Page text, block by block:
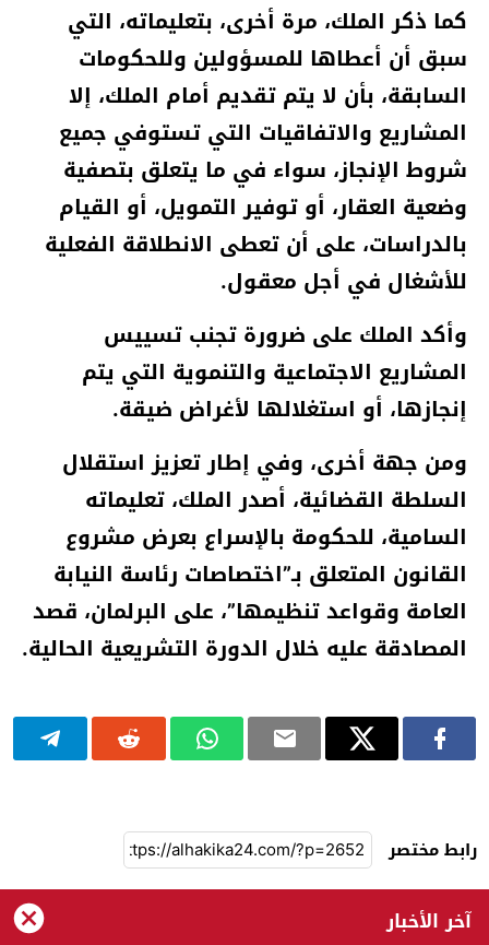
كما ذكر الملك، مرة أخرى، بتعليماته، التي
سبق أن أعطاها للمسؤولين وللحكومات
السابقة، بأن لا يتم تقديم أمام الملك، إلا
المشاريع والاتفاقيات التي تستوفي جميع
شروط الإنجاز، سواء في ما يتعلق بتصفية
وضعية العقار، أو توفير التمويل، أو القيام
بالدراسات، على أن تعطى الانطلاقة الفعلية
للأشغال في أجل معقول.
وأكد الملك على ضرورة تجنب تسييس
المشاريع الاجتماعية والتنموية التي يتم
إنجازها، أو استغلالها لأغراض ضيقة.
ومن جهة أخرى، وفي إطار تعزيز استقلال
السلطة القضائية، أصدر الملك، تعليماته
السامية، للحكومة بالإسراع بعرض مشروع
القانون المتعلق بـ”اختصاصات رئاسة النيابة
العامة وقواعد تنظيمها”، على البرلمان، قصد
المصادقة عليه خلال الدورة التشريعية الحالية.
رابط مختصر
الحقيقة 24آخر الأخبار